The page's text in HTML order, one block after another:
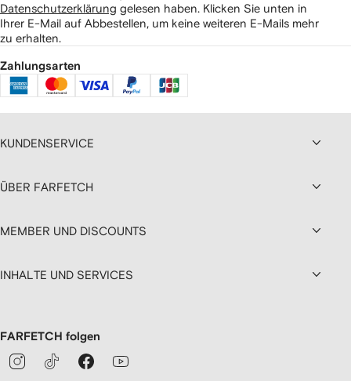
Datenschutzerklärung gelesen haben. Klicken Sie unten in
Ihrer E-Mail auf Abbestellen, um keine weiteren E-Mails mehr
zu erhalten.
Zahlungsarten
KUNDENSERVICE
ÜBER FARFETCH
MEMBER UND DISCOUNTS
INHALTE UND SERVICES
FARFETCH folgen